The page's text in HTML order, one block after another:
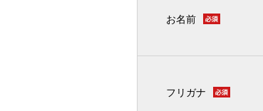
お名前
フリガナ